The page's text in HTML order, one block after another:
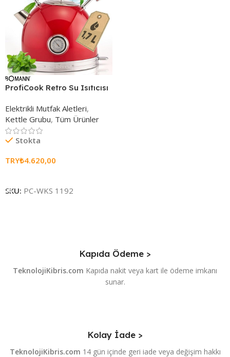
ProfiCook Retro Su Isıtıcısı
Elektrikli Mutfak Aletleri,
Kettle Grubu, Tüm Ürünler
Stokta
TRY₺4.620,00
SKU: PC-WKS 1192
Kapıda Ödeme >
TeknolojiKibris.com Kapıda nakit veya kart ile ödeme imkanı
sunar.
Kolay İade >
TeknolojiKibris.com 14 gün içinde geri iade veya değişim hakkı